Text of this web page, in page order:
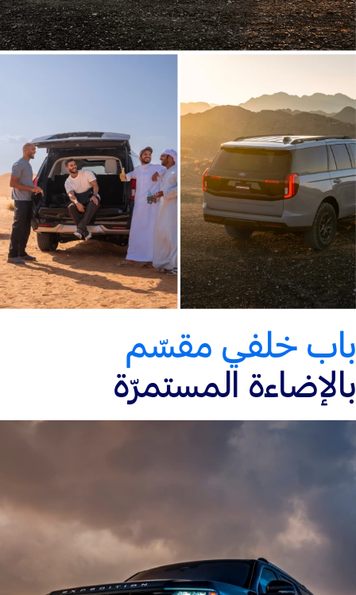
باب خلفي مقسّم
بالإضاءة المستمرّة